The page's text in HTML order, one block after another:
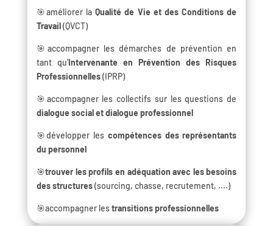
🎯améliorer laQualité de Vie et des Conditions de
Travail(QVCT)
🎯accompagner les démarches de prévention en
tant qu'Intervenante en Prévention des Risques
Professionnelles(IPRP)
🎯accompagner les collectifs sur les questions de
dialogue social et dialogue professionnel
🎯développer les compétences des représentants
du personnel
🎯trouver les profils en adéquation avec les besoins
des structures(sourcing, chasse, recrutement, ....)
🎯accompagner lestransitions professionnelles